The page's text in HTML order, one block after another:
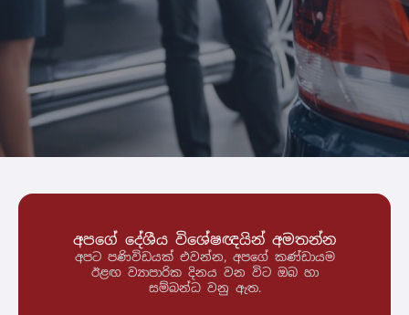
අපගේ දේශීය විශේෂඥයින් අමතන්න
අපට පණිවිඩයක් එවන්න, අපගේ කණ්ඩායම
ඊළඟ ව්‍යාපාරික දිනය වන විට ඔබ හා
සම්බන්ධ වනු ඇත.